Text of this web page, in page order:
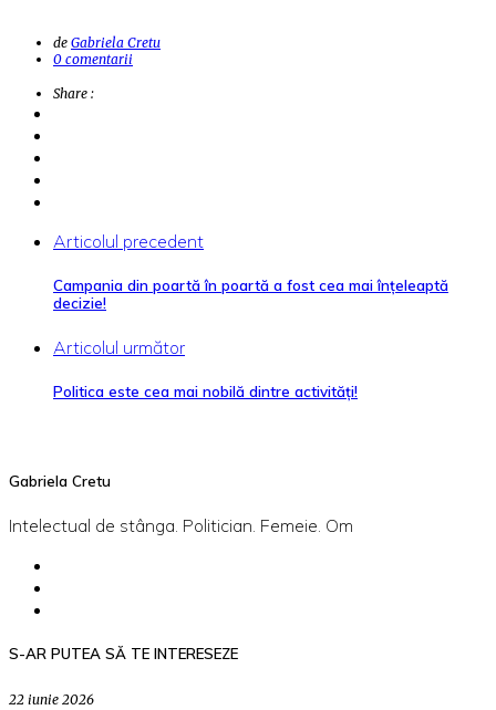
de Gabriela Cretu
0 comentarii
Share :
Articolul precedent
Campania din poartă în poartă a fost cea mai înțeleaptă
decizie!
Articolul următor
Politica este cea mai nobilă dintre activități!
Gabriela Cretu
Intelectual de stânga. Politician. Femeie. Om
S-AR PUTEA SĂ TE INTERESEZE
22 iunie 2026